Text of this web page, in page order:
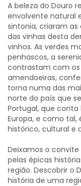
A beleza do Douro
envolvente natural
sintonia, criaram
das vinhas desta
vinhos. As verdes
penhascos, a
contrastam com os
amendoeiras,
torna numa das
norte do país que
Portugal, que
Europa, e como
histórico, cultural e
Deixamos o
pelas épicas
região. Descobrir o
história de uma